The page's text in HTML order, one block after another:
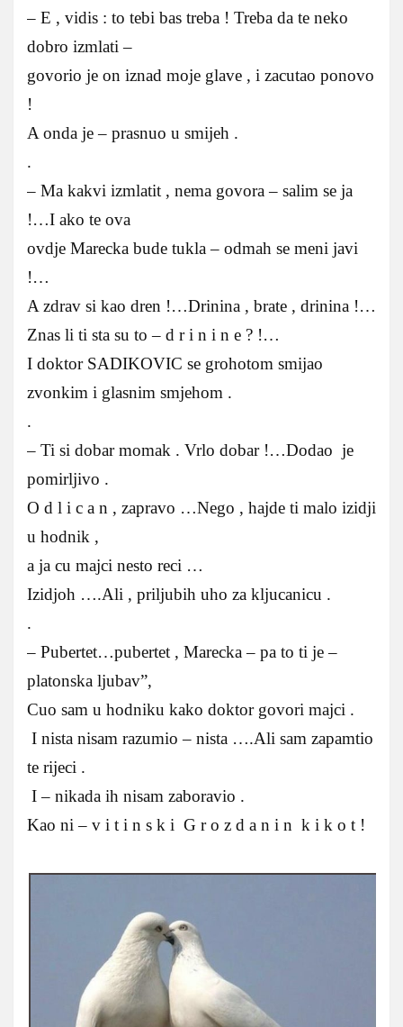
– E , vidis : to tebi bas treba ! Treba da te neko
dobro izmlati –
govorio je on iznad moje glave , i zacutao ponovo
!
A onda je – prasnuo u smijeh .
.
– Ma kakvi izmlatit , nema govora – salim se ja
!…I ako te ova
ovdje Marecka bude tukla – odmah se meni javi
!…
A zdrav si kao dren !…Drinina , brate , drinina !…
Znas li ti sta su to – d r i n i n e ? !…
I doktor SADIKOVIC se grohotom smijao
zvonkim i glasnim smjehom .
.
– Ti si dobar momak . Vrlo dobar !…Dodao je
pomirljivo .
O d l i c a n , zapravo …Nego , hajde ti malo izidji
u hodnik ,
a ja cu majci nesto reci …
Izidjoh ….Ali , priljubih uho za kljucanicu .
.
– Pubertet…pubertet , Marecka – pa to ti je –
platonska ljubav”,
Cuo sam u hodniku kako doktor govori majci .
I nista nisam razumio – nista ….Ali sam zapamtio
te rijeci .
I – nikada ih nisam zaboravio .
Kao ni – v i t i n s k i G r o z d a n i n k i k o t !